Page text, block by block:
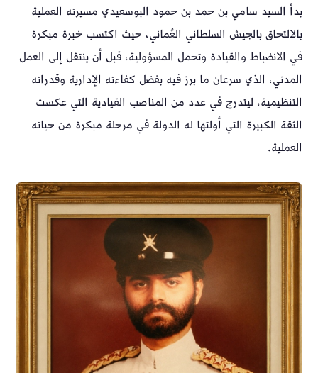
بدأ السيد سامي بن حمد بن حمود البوسعيدي مسيرته العملية
بالالتحاق بالجيش السلطاني العُماني، حيث اكتسب خبرة مبكرة
في الانضباط والقيادة وتحمل المسؤولية، قبل أن ينتقل إلى العمل
المدني، الذي سرعان ما برز فيه بفضل كفاءته الإدارية وقدراته
التنظيمية، ليتدرج في عدد من المناصب القيادية التي عكست
الثقة الكبيرة التي أولتها له الدولة في مرحلة مبكرة من حياته
العملية.